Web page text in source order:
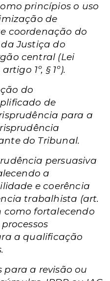
princípios o uso
de
coordenação do
Justiça do
central (Lei
1º, § 1º).
do
de
para a
do Tribunal.
persuasiva
a
e coerência
trabalhista (art.
como fortalecendo
a qualificação
para a revisão ou